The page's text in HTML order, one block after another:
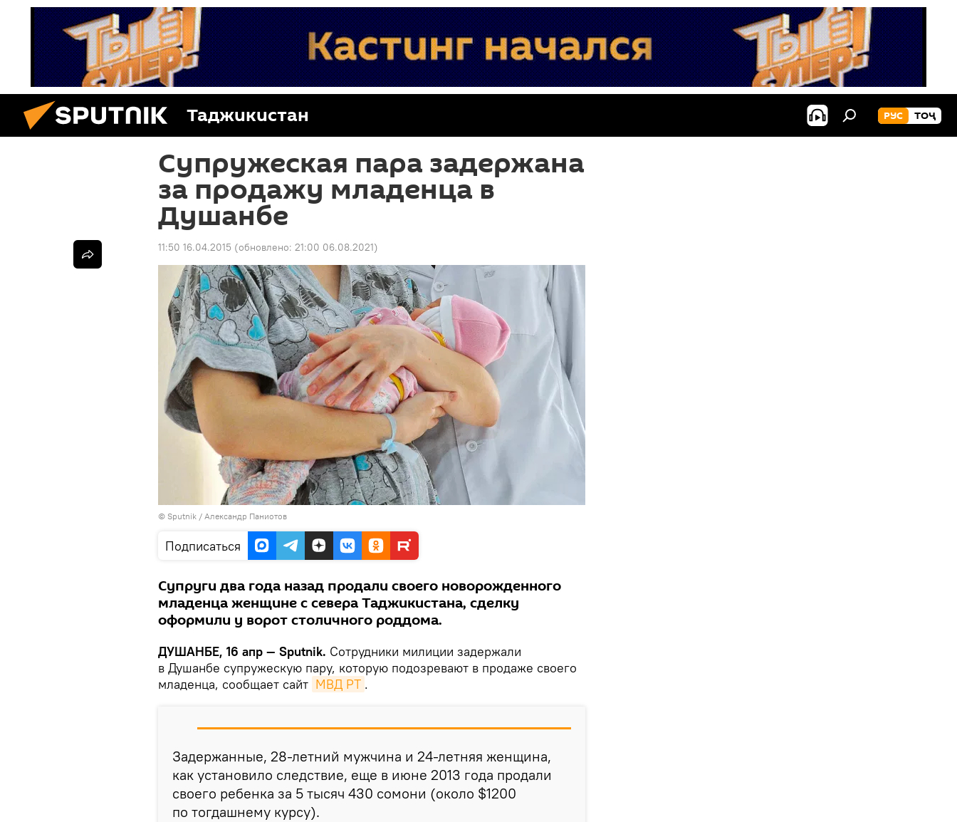
Таджикистан РУС ТОҶ
Супружеская пара задержана
за продажу младенца в
Душанбе
11:50 16.04.2015 (обновлено: 21:00 06.08.2021)
© Sputnik / Александр Паниотов
Подписаться
Супруги два года назад продали своего новорожденного
младенца женщине с севера Таджикистана, сделку
оформили у ворот столичного роддома.
ДУШАНБЕ, 16 апр — Sputnik. Сотрудники милиции задержали
в Душанбе супружескую пару, которую подозревают в продаже своего
младенца, сообщает сайт МВД РТ .
Задержанные, 28-летний мужчина и 24-летняя женщина,
как установило следствие, еще в июне 2013 года продали
своего ребенка за 5 тысяч 430 сомони (около $1200
по тогдашнему курсу).